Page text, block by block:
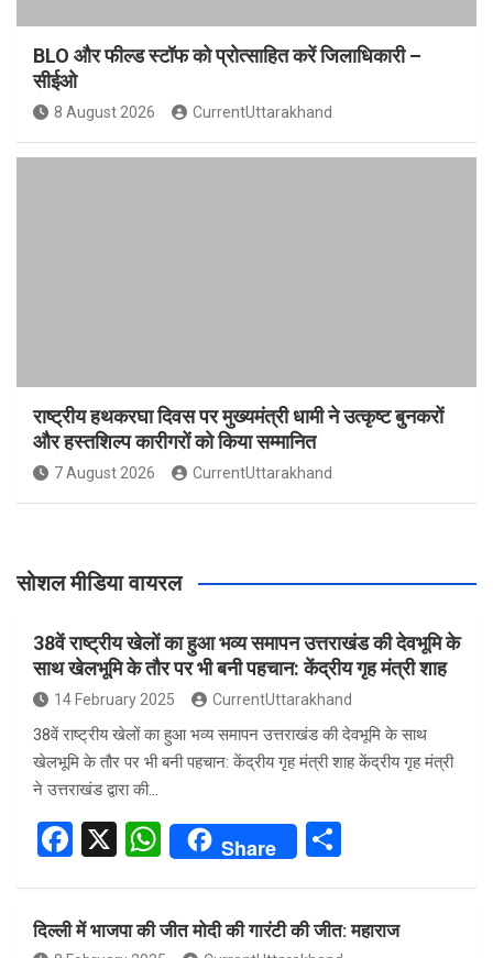
BLO और फील्ड स्टॉफ को प्रोत्साहित करें जिलाधिकारी –
सीईओ
8 August 2026 CurrentUttarakhand
राष्ट्रीय हथकरघा दिवस पर मुख्यमंत्री धामी ने उत्कृष्ट बुनकरों
और हस्तशिल्प कारीगरों को किया सम्मानित
7 August 2026 CurrentUttarakhand
सोशल मीडिया वायरल
38वें राष्ट्रीय खेलों का हुआ भव्य समापन उत्तराखंड की देवभूमि के
साथ खेलभूमि के तौर पर भी बनी पहचान: केंद्रीय गृह मंत्री शाह
14 February 2025 CurrentUttarakhand
38वें राष्ट्रीय खेलों का हुआ भव्य समापन उत्तराखंड की देवभूमि के साथ
खेलभूमि के तौर पर भी बनी पहचान: केंद्रीय गृह मंत्री शाह केंद्रीय गृह मंत्री
ने उत्तराखंड द्वारा की…
F
ce
b
X
W
at
s
Share
e
दिल्ली में भाजपा की जीत मोदी की गारंटी की जीत: महाराज